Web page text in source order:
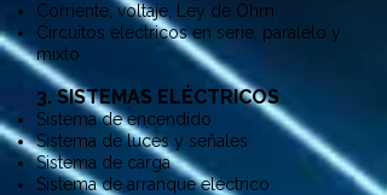
Corriente, voltaje, Ley de Ohm
Circuitos eléctricos en serie, paralelo y
mixto.
3. SISTEMAS ELÉCTRICOS
Sistema de encendido
Sistema de luces y señales
Sistema de carga
Sistema de arranque eléctrico